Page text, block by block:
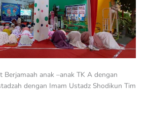
Berjamaah anak –anak TK A dengan
dengan Imam Ustadz Shodikun Tim